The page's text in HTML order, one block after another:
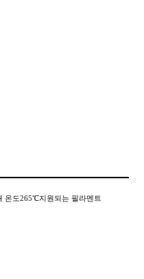
온도265℃지원되는 필라멘트